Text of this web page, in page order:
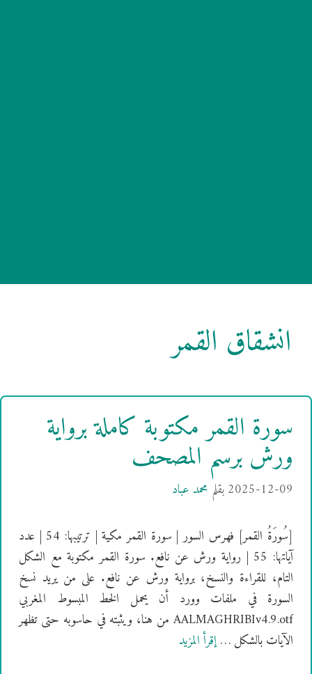
انشقاق القمر
سورة القمر مكتوبة كاملة برواية
ورش برسم المصحف
2025-12-09بقلم محمد عباد
[سُورَةُ القمر] فهرس السور | سورة القمر مكية | ترتيبها: 54 | عدد
آياتها: 55 | رواية ورش عن نافع. سورة القمر مكتوبة مع الشكل
التام، للقراءة والنسخ، برواية ورش عن نافع. على من يريد نسخ
السورة في ملفات وورد أن يحمل الخط المبسوط المغربي
AALMAGHRIBIv4.9.otf من هنا، ويثبته في حاسوبه حتى تظهر
الآيات بالشكل …إقرأ المزيد